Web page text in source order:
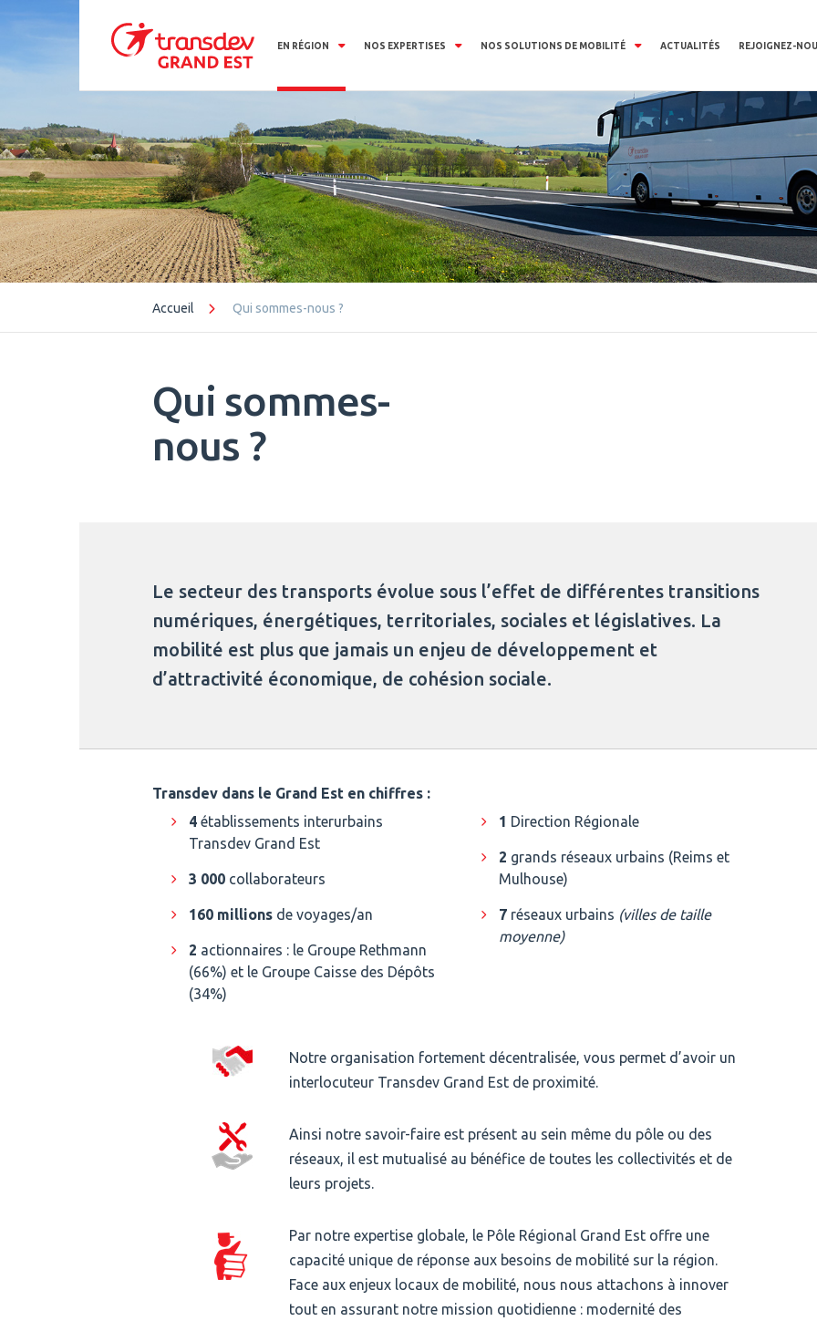
EN RÉGION NOS EXPERTISES NOS SOLUTIONS DE MOBILITÉ ACTUALITÉS REJOIGNEZ-
Accueil Qui sommes-nous ?
Qui sommes-
nous ?
Le secteur des transports évolue sous l’effet de différentes transitions
numériques, énergétiques, territoriales, sociales et législatives. La
mobilité est plus que jamais un enjeu de développement et
d’attractivité économique, de cohésion sociale.
Transdev dans le Grand Est en chiffres :
4 établissements interurbains
Transdev Grand Est
3 000 collaborateurs
160 millions de voyages/an
2 actionnaires : le Groupe Rethmann
(66%) et le Groupe Caisse des Dépôts
(34%)
1 Direction Régionale
2 grands réseaux urbains (Reims et
Mulhouse)
7 réseaux urbains (villes de taille
moyenne)
Notre organisation fortement décentralisée, vous permet d’avoir un
interlocuteur Transdev Grand Est de proximité.
Ainsi notre savoir-faire est présent au sein même du pôle ou des
réseaux, il est mutualisé au bénéfice de toutes les collectivités et de
leurs projets.
Par notre expertise globale, le Pôle Régional Grand Est offre une
capacité unique de réponse aux besoins de mobilité sur la région.
Face aux enjeux locaux de mobilité, nous nous attachons à innover
tout en assurant notre mission quotidienne : modernité des